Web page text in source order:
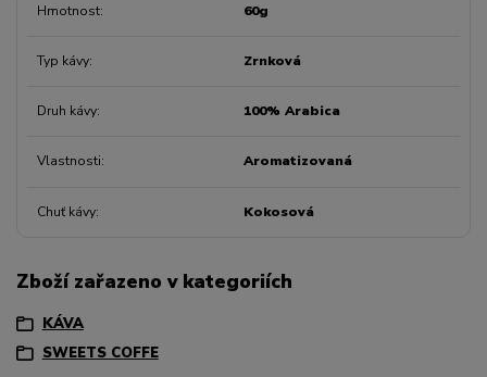
Hmotnost 60g
Typ kávy Zrnková
Druh kávy 100% Arabica
Vlastnosti Aromatizovaná
Chuť kávy Kokosová
Zboží zařazeno v kategoriích
KÁVA
SWEETS COFFE